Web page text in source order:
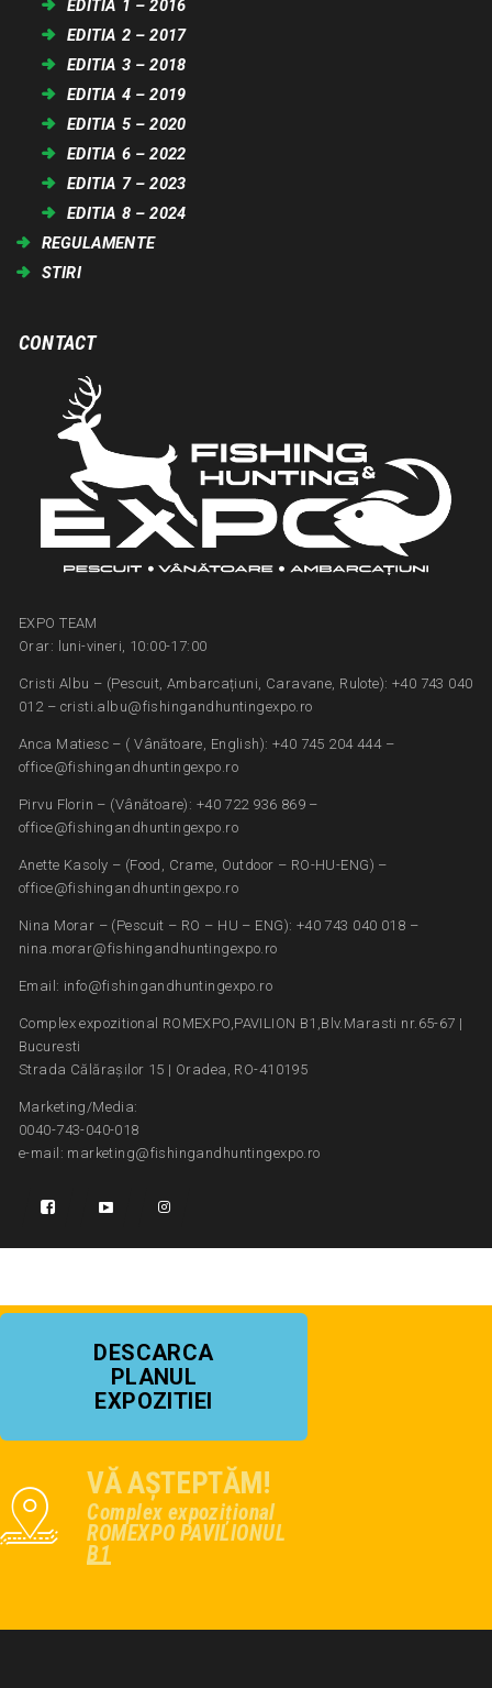
EDITIA 1 – 2016
EDITIA 2 – 2017
EDITIA 3 – 2018
EDITIA 4 – 2019
EDITIA 5 – 2020
EDITIA 6 – 2022
EDITIA 7 – 2023
EDITIA 8 – 2024
REGULAMENTE
STIRI
CONTACT
EXPO TEAM
Orar: luni-vineri, 10:00-17:00
Cristi Albu – (Pescuit, Ambarcațiuni, Caravane, Rulote): +40 743 040
012 – cristi.albu@fishingandhuntingexpo.ro
Anca Matiesc – ( Vânătoare, English): +40 745 204 444 –
office@fishingandhuntingexpo.ro
Pirvu Florin – (Vânătoare): +40 722 936 869 –
office@fishingandhuntingexpo.ro
Anette Kasoly – (Food, Crame, Outdoor – RO-HU-ENG) –
office@fishingandhuntingexpo.ro
Nina Morar – (Pescuit – RO – HU – ENG): +40 743 040 018 –
nina.morar@fishingandhuntingexpo.ro
Email: info@fishingandhuntingexpo.ro
Complex expozitional ROMEXPO,PAVILION B1,Blv.Marasti nr.65-67 |
Bucuresti
Strada Călărașilor 15 | Oradea, RO-410195
Marketing/Media:
0040-743-040-018
e-mail: marketing@fishingandhuntingexpo.ro
DESCARCA
PLANUL
EXPOZITIEI
VĂ AȘTEPTĂM!
Complex expozițional
ROMEXPO PAVILIONUL
B1